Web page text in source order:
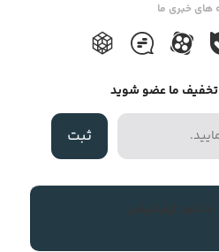
های خبری ما
تخفیف ما عضو شوید
ثبت